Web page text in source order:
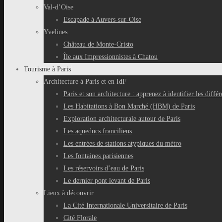
Val-d’Oise
Escapade à Auvers-sur-Oise
Yvelines
Château de Monte-Cristo
Île aux Impressionnistes à Chatou
Tourisme à Paris
Architecture à Paris et en IdF
Paris et son architecture : apprenez à identifier les
Les Habitations à Bon Marché (HBM) de Paris
Exploration architecturale autour de Paris
Les aqueducs franciliens
Les entrées de stations atypiques du métro
Les fontaines parisiennes
Les réservoirs d’eau de Paris
Le dernier pont levant de Paris
Lieux à découvrir
La Cité Internationale Universitaire de Paris
Cité Florale